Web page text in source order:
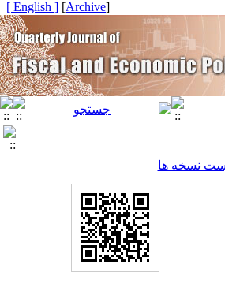
[
Archive
]
[ English ]
نسخه ها